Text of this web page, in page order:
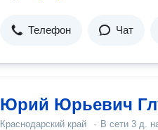
Телефон Чат
Юрий Юрьевич
Краснодарский край · В сети 3 д.